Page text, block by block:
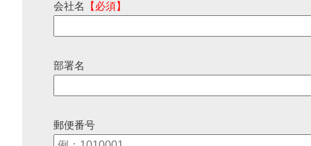
会社名 【必須】
部署名
郵便番号